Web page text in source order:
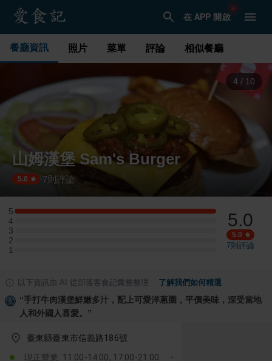
在 APP 開啟
餐廳資訊 照片 菜單 評論 相似餐廳
4 / 10
山姆漢堡 Sam's Burger
5.0 7則評論
5
5 星：2 則評論
4
4 星：0 則評論
3
3 星：0 則評論
2
2 星：0 則評論
1
1 星：0 則評論
5.0
5.0
7則評論
以下資訊由 AI 從部落客食記彙整整理 了解我們如何精選
“手打牛肉漢堡鮮嫩多汁，配上可愛洋蔥圈，平價美味，深受當地
人和外國人喜愛。 ”
臺東縣臺東市信義路186號
現正營業: 11:00-14:00, 17:00-21:00